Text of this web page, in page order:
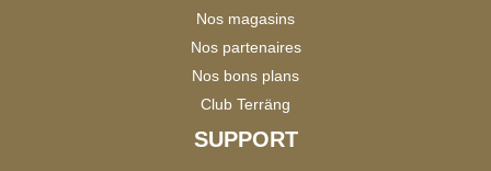
Nos magasins
Nos partenaires
Nos bons plans
Club Terräng
SUPPORT